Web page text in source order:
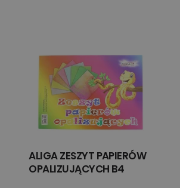
ALIGA ZESZYT PAPIERÓW
OPALIZUJĄCYCH B4